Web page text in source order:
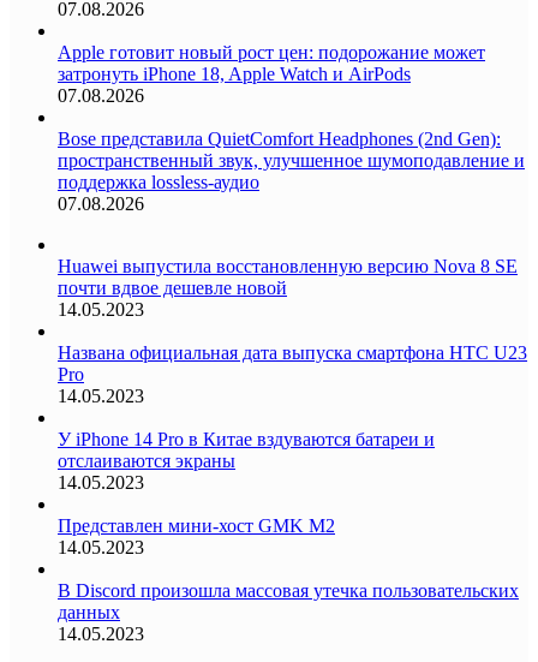
07.08.2026
Apple готовит новый рост цен: подорожание может
затронуть iPhone 18, Apple Watch и AirPods
07.08.2026
Bose представила QuietComfort Headphones (2nd Gen):
пространственный звук, улучшенное шумоподавление и
поддержка lossless-аудио
07.08.2026
Huawei выпустила восстановленную версию Nova 8 SE
почти вдвое дешевле новой
14.05.2023
Названа официальная дата выпуска смартфона HTC U23
Pro
14.05.2023
У iPhone 14 Pro в Китае вздуваются батареи и
отслаиваются экраны
14.05.2023
Представлен мини-хост GMK M2
14.05.2023
В Discord произошла массовая утечка пользовательских
данных
14.05.2023